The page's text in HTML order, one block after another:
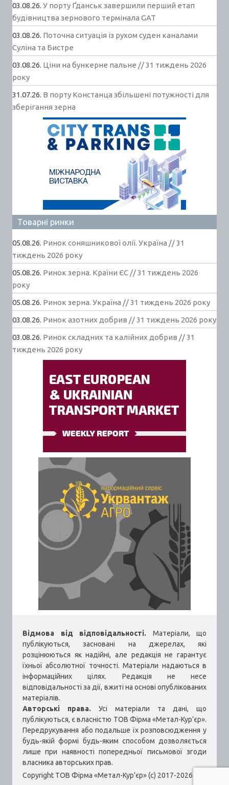
03.08.26. У порту Ґданськ завершили перший етап
будівництва зернового термінала GAT
03.08.26. Поточна ситуація із рухом суден каналами
Суліна та Бистре
03.08.26. Ціни на бункерне пальне // 31 тиждень 2026
року
31.07.26. В порту Констанца збільшені потужності для
зберігання зерна
Товарні ринки
05.08.26. Ринок соняшникової олії. Україна // 31
тиждень 2026 року
05.08.26. Ринок зерна. Країни ЄС // 31 тиждень 2026
року
05.08.26. Ринок зерна. Україна // 31 тиждень 2026 року
03.08.26. Ринок азотних добрив // 31 тиждень 2026 року
03.08.26. Ринок складних та калійних добрив // 31
тиждень 2026 року
Відмова від відповідальності. Матеріали, що
публікуються, засновані на джерелах, які
розцінюються як надійні, але редакція не гарантує
їхньої абсолютної точності. Матеріали надаються в
інформаційних цілях. Редакція не несе
відповідальності за дії, вжиті на основі опублікованих
матеріалів.
Авторські права. Усі матеріали та дані, що
публікуються, є власністю ТОВ Фірма «Метал-Кур’єр».
Передрукування або подальше їх розповсюдження у
будь-якій формі будь-яким способом дозволяється
лише при наявності попередньої письмової згоди
власника авторських прав.
Copyright ТОВ Фірма «Метал-Кур’єр» (c) 2017-2026